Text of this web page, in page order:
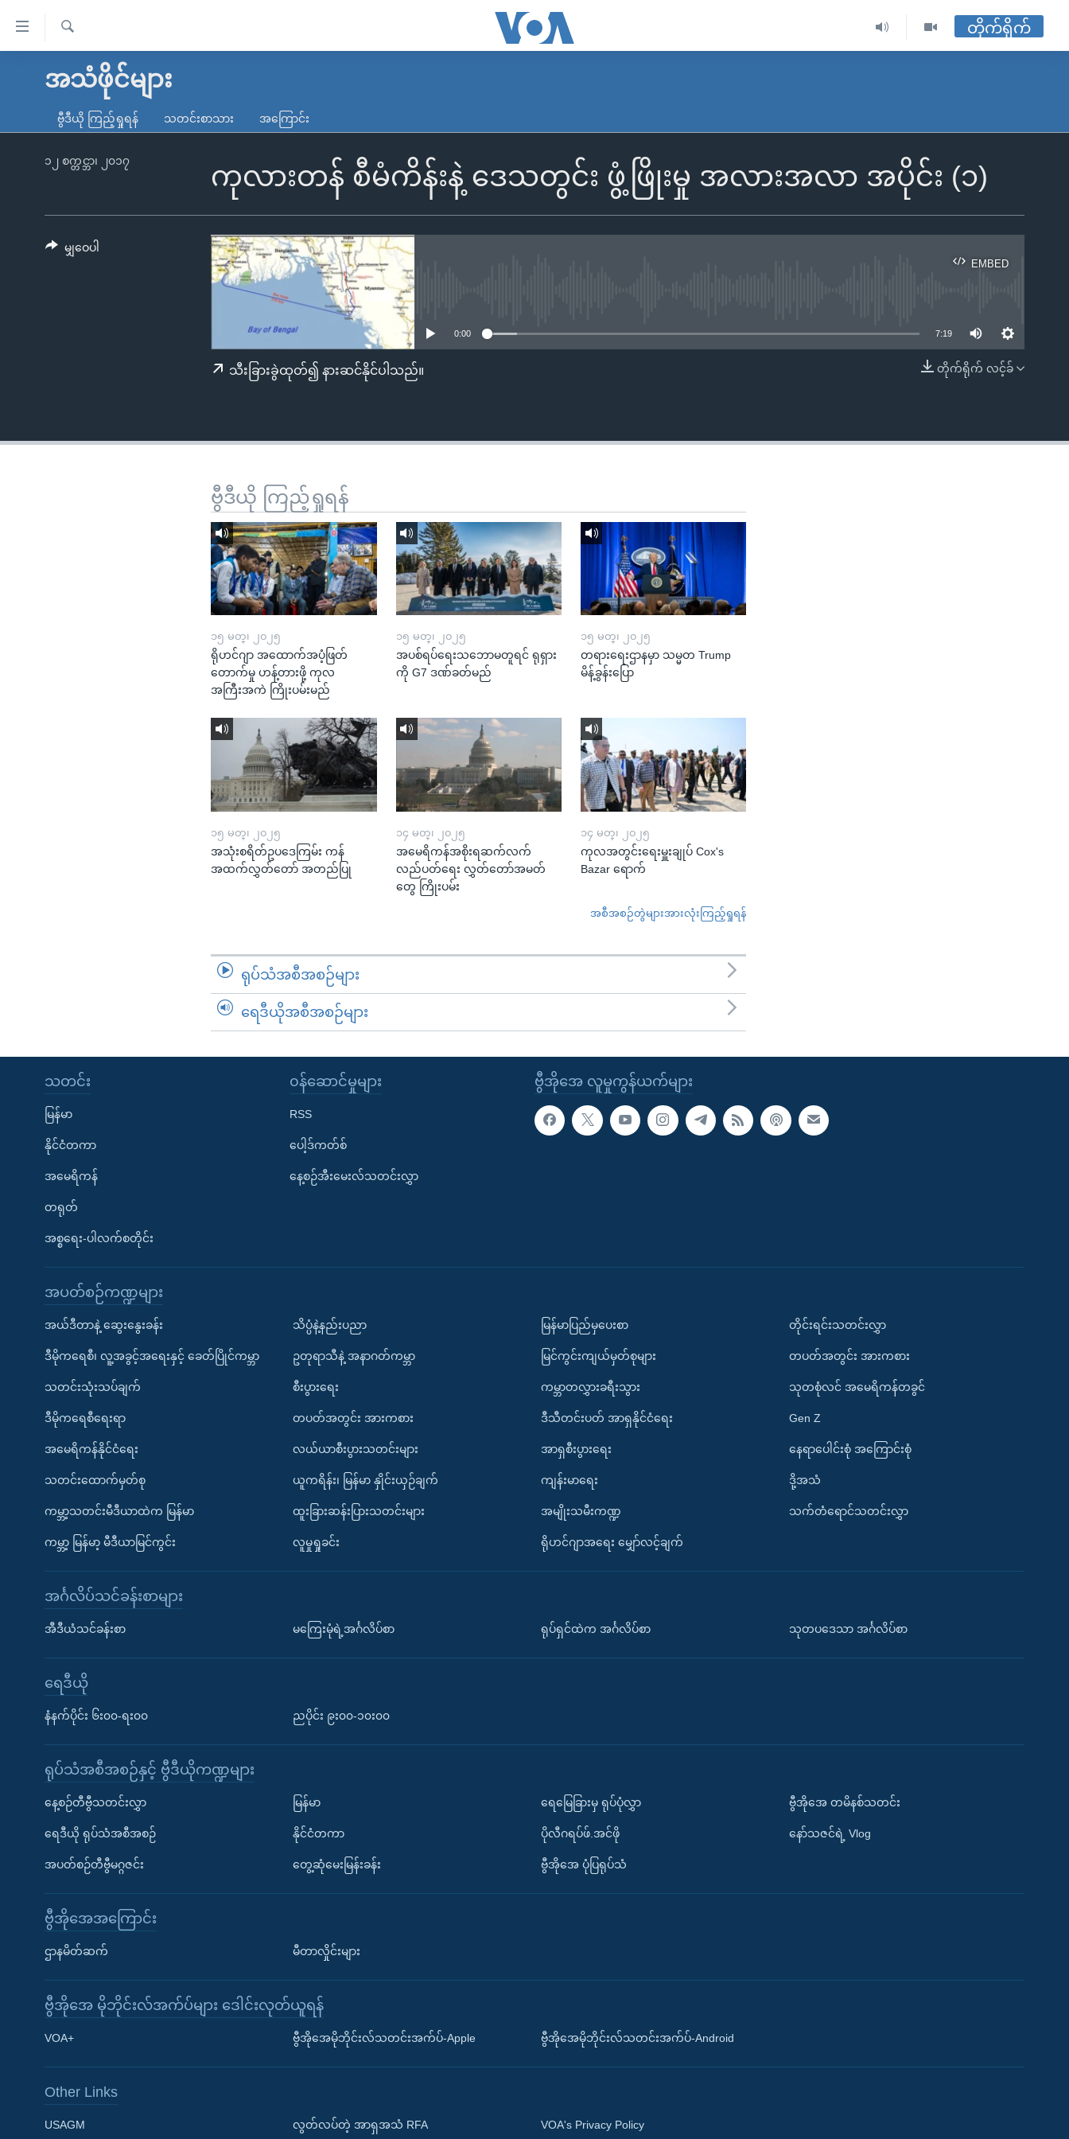
လွယ်ကူ
သည့်
ကျော်
မူလစာမျက်နှာ
ကမ္ဘာ့သတင်းများ
နိုင်ငံတကာ
တရုတ်
အစ္စရေး-ပါလက်စတိုင်း
ရပ်ဝန်းတခု လမ်းတခု အလွန်
အင်္ဂလိပ်စာလေ့လာမယ်
Learning English
ရ
တိုက်ရိုက်
အသံဖိုင်များ
ဗွီဒီယို ကြည့်ရှုရန် သတင်းစာသား အကြောင်း
ကုလားတန် စီမံကိန်းနဲ့ ဒေသတွင်း ဖွံ့ဖြိုးမှု အလားအလာ အပိုင်း (၁)
၁၂ စက္တင္ဘာ၊ ၂၀၁၇
EMBED
EMBED
0:00 7:19
တိုက်ရိုက် လင့်ခ်
သီးခြားခွဲထုတ်၍ နားဆင်နိုင်ပါသည်။
မျှဝေပါ
ဗွီဒီယို ကြည့်ရှုရန်
၁၅ မတ္၊ ၂၀၂၅
ရိုဟင်ဂျာ အထောက်အပံ့ဖြတ်
တောက်မှု ဟန့်တားဖို့ ကုလ
အကြီးအကဲ ကြိုးပမ်းမည်
၁၅ မတ္၊ ၂၀၂၅
အပစ်ရပ်ရေးသဘောမတူရင် ရုရှား
ကို G7 ဒဏ်ခတ်မည်
၁၅ မတ္၊ ၂၀၂၅
တရားရေးဌာနမှာ သမ္မတ Trump
မိန့်ခွန်းပြော
၁၅ မတ္၊ ၂၀၂၅
အသုံးစရိတ်ဥပဒေကြမ်း ကန်
အထက်လွှတ်တော် အတည်ပြု
၁၄ မတ္၊ ၂၀၂၅
အမေရိကန်အစိုးရဆက်လက်
လည်ပတ်ရေး လွှတ်တော်အမတ်
တွေ ကြိုးပမ်း
၁၄ မတ္၊ ၂၀၂၅
ကုလအတွင်းရေးမှူးချုပ် Cox's
Bazar ရောက်
အစီအစဉ်တွဲများအားလုံးကြည့်ရှုရန်
ရုပ်သံအစီအစဉ်များ
ရေဒီယိုအစီအစဉ်များ
ဗွီအိုအေ လူမှုကွန်ယက်များ
သတင်း
မြန်မာ
နိုင်ငံတကာ
အမေရိကန်
တရုတ်
အစ္စရေး-ပါလက်စတိုင်း
၀န်ဆောင်မှုများ
RSS
ပေါ့ဒ်ကတ်စ်
နေ့စဉ်အီးမေးလ်သတင်းလွှာ
အပတ်စဉ်ကဏ္ဍများ
အယ်ဒီတာနဲ့ ဆွေးနွေးခန်း
ဒီမိုကရေစီ၊ လူ့အခွင့်အရေးနှင့် ခေတ်ပြိုင်ကမ္ဘာ
သတင်းသုံးသပ်ချက်
ဒီမိုကရေစီရေးရာ
အမေရိကန်နိုင်ငံရေး
သတင်းထောက်မှတ်စု
ကမ္ဘာ့သတင်းမီဒီယာထဲက မြန်မာ
ကမ္ဘာ့ မြန်မာ့ မီဒီယာမြင်ကွင်း
သိပ္ပံနဲ့နည်းပညာ
ဥတုရာသီနဲ့ အနာဂတ်ကမ္ဘာ
စီးပွားရေး
တပတ်အတွင်း အားကစား
လယ်ယာစီးပွားသတင်းများ
ယူကရိန်း၊ မြန်မာ နှိုင်းယှဉ်ချက်
ထူးခြားဆန်းပြားသတင်းများ
လူမှုရှုခင်း
မြန်မာပြည်မှပေးစာ
မြင်ကွင်းကျယ်မှတ်စုများ
ကမ္ဘာတလွှားခရီးသွား
ဒီသီတင်းပတ် အာရှနိုင်ငံရေး
အာရှစီးပွားရေး
ကျန်းမာရေး
အမျိုးသမီးကဏ္ဍ
ရိုဟင်ဂျာအရေး မျှော်လင့်ချက်
တိုင်းရင်းသတင်းလွှာ
တပတ်အတွင်း အားကစား
သုတစုံလင် အမေရိကန်တခွင်
Gen Z
နေရာပေါင်းစုံ အကြောင်းစုံ
ဒို့အသံ
သက်တံရောင်သတင်းလွှာ
အင်္ဂလိပ်သင်ခန်းစာများ
အီဒီယံသင်ခန်းစာ မကြေးမုံရဲ့အင်္ဂလိပ်စာ ရုပ်ရှင်ထဲက အင်္ဂလိပ်စာ သုတပဒေသာ အင်္ဂလိပ်စာ
ရေဒီယို
နံနက်ပိုင်း ၆း၀၀-ရး၀၀ ညပိုင်း ၉း၀၀-၁၀း၀၀
ရုပ်သံအစီအစဉ်နှင့် ဗွီဒီယိုကဏ္ဍများ
နေ့စဉ်တီဗွီသတင်းလွှာ
ရေဒီယို ရုပ်သံအစီအစဉ်
အပတ်စဉ်တီဗွီမဂ္ဂဇင်း
မြန်မာ
နိုင်ငံတကာ
တွေ့ဆုံမေးမြန်းခန်း
ရေမြေခြားမှ ရုပ်ပုံလွှာ
ပိုလီဂရပ်ဖ်.အင်ဖို
ဗွီအိုအေ ပုံပြရုပ်သံ
ဗွီအိုအေ တမိနစ်သတင်း
နော်သဇင်ရဲ့ Vlog
ဗွီအိုအေအကြောင်း
ဌာနမိတ်ဆက် မီတာလှိုင်းများ
ဗွီအိုအေ မိုဘိုင်းလ်အက်ပ်များ ဒေါင်းလုတ်ယူရန်
VOA+ ဗွီအိုအေမိုဘိုင်းလ်သတင်းအက်ပ်-Apple ဗွီအိုအေမိုဘိုင်းလ်သတင်းအက်ပ်-Android
Other Links
USAGM လွတ်လပ်တဲ့ အာရှအသံ RFA VOA's Privacy Policy